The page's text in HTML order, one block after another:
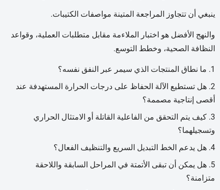
ينبغي أن تتجاوز المراجعة المتينة مواصفات الكتيبات.
والنهج الأفضل هو اختبار الملاءمة مقابل متطلبات العملية، وقواعد
النظافة الصحية، وخطط التوسع.
ما نطاق المنتجات الذي سيمر عبر النفق نفسه؟
هل تستطيع الآلة الحفاظ على درجات الحرارة المستهدفة عند
أقصى إنتاجية مصممة؟
كيف يتم التحقق من الفاعلية القاتلة أو الامتثال الحراري
وتسجيلهما؟
هل يدعم الخط التبديل السريع والتنظيف الفعال؟
هل يمكن أن تبقى الأتمتة في المراحل السابقة واللاحقة
متزامنة؟